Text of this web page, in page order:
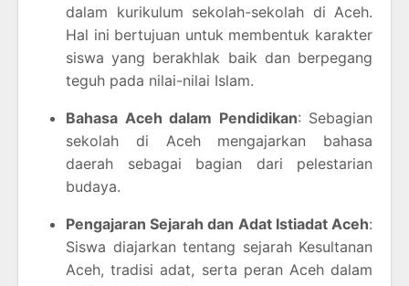
dalam kurikulum sekolah-sekolah di Aceh.
Hal ini bertujuan untuk membentuk karakter
siswa yang berakhlak baik dan berpegang
teguh pada nilai-nilai Islam.
Bahasa Aceh dalam Pendidikan: Sebagian
sekolah di Aceh mengajarkan bahasa
daerah sebagai bagian dari pelestarian
budaya.
Pengajaran Sejarah dan Adat Istiadat Aceh:
Siswa diajarkan tentang sejarah Kesultanan
Aceh, tradisi adat, serta peran Aceh dalam